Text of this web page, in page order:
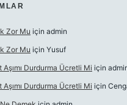
Zor Mu için admin
Zor Mu için Yusuf
Durdurma Ücretli Mi için
Durdurma Ücretli Mi için